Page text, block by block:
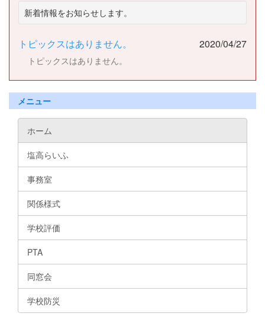
新着情報をお知らせします。
トピックスはありません。 2020/04/27
トピックスはありません。
メニュー
ホーム
塩高らいふ
事務室
関係様式
学校評価
PTA
同窓会
学校防災